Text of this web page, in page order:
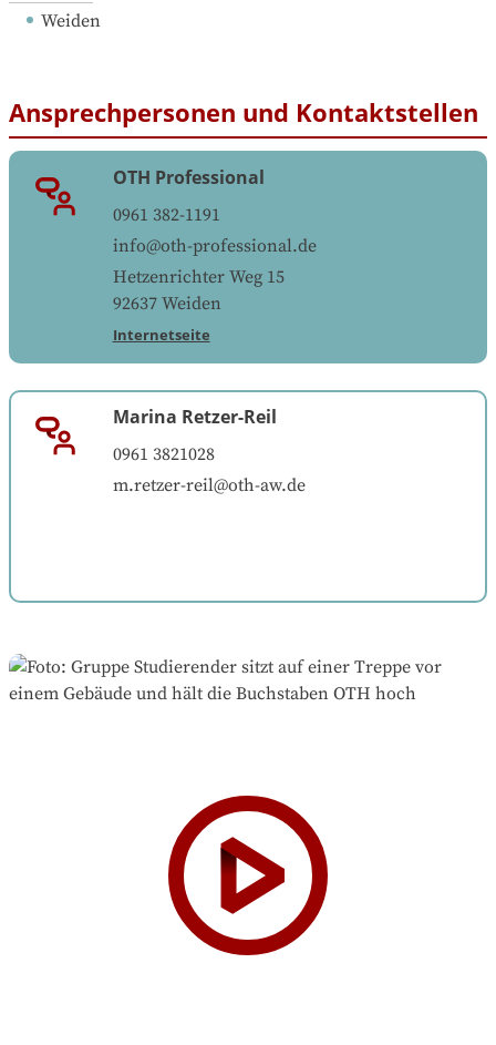
Weiden
Ansprechpersonen und Kontaktstellen
OTH Professional
0961 382-1191
info@oth-professional.de
Hetzenrichter Weg 15
92637 Weiden
Internetseite
Marina Retzer-Reil
0961 3821028
m.retzer-reil@oth-aw.de